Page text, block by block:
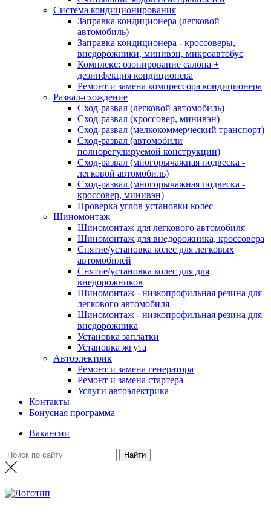
Система кондиционирования
Заправка кондиционера (легковой
автомобиль)
Заправка кондиционера - кроссоверы,
внедорожники, минивэн, микроавтобус
Комплекс: озонирование салона +
дезинфекция кондиционера
Ремонт и замена компрессора кондиционера
Развал-схождение
Сход-развал (легковой автомобиль)
Сход-развал (кроссовер, минивэн)
Сход-развал (мелкокоммерческий транспорт)
Сход-развал (автомобили
полнорегулируемой конструкции)
Сход-развал (многорычажная подвеска -
легковой автомобиль)
Сход-развал (многорычажная подвеска -
кроссовер, минивэн)
Проверка углов установки колес
Шиномонтаж
Шиномонтаж для легкового автомобиля
Шиномонтаж для внедорожника, кроссовера
Снятие/установка колес для легковых
автомобилей
Снятие/установка колес для для
внедорожников
Шиномонтаж - низкопрофильная резина для
легкового автомобиля
Шиномонтаж - низкопрофильная резина для
внедорожника
Установка заплатки
Установка жгута
Автоэлектрик
Ремонт и замена генератора
Ремонт и замена стартера
Услуги автоэлектрика
Контакты
Бонусная программа
Вакансии